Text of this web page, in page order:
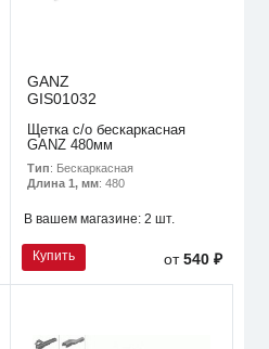
GANZ
GIS01032
Щетка с/о бескаркасная
GANZ 480мм
Тип: Бескаркасная
Длина 1, мм: 480
В вашем магазине: 2 шт.
Купить от540 ₽